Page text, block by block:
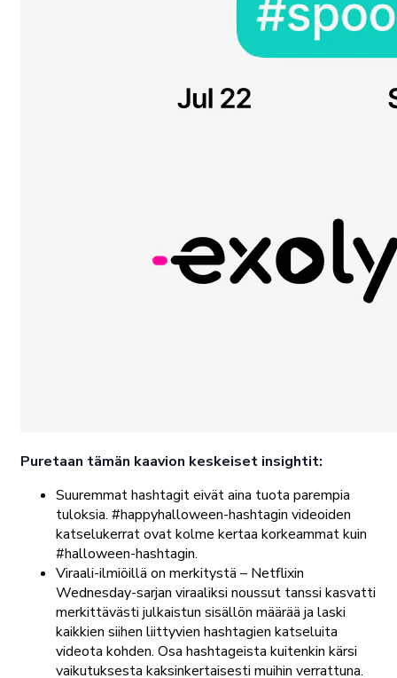
Puretaan tämän kaavion keskeiset insightit:
Suuremmat hashtagit eivät aina tuota parempia
tuloksia. #happyhalloween-hashtagin videoiden
katselukerrat ovat kolme kertaa korkeammat kuin
#halloween-hashtagin.
Viraali-ilmiöillä on merkitystä – Netflixin
Wednesday-sarjan viraaliksi noussut tanssi kasvatti
merkittävästi julkaistun sisällön määrää ja laski
kaikkien siihen liittyvien hashtagien katseluita
videota kohden. Osa hashtageista kuitenkin kärsi
vaikutuksesta kaksinkertaisesti muihin verrattuna.